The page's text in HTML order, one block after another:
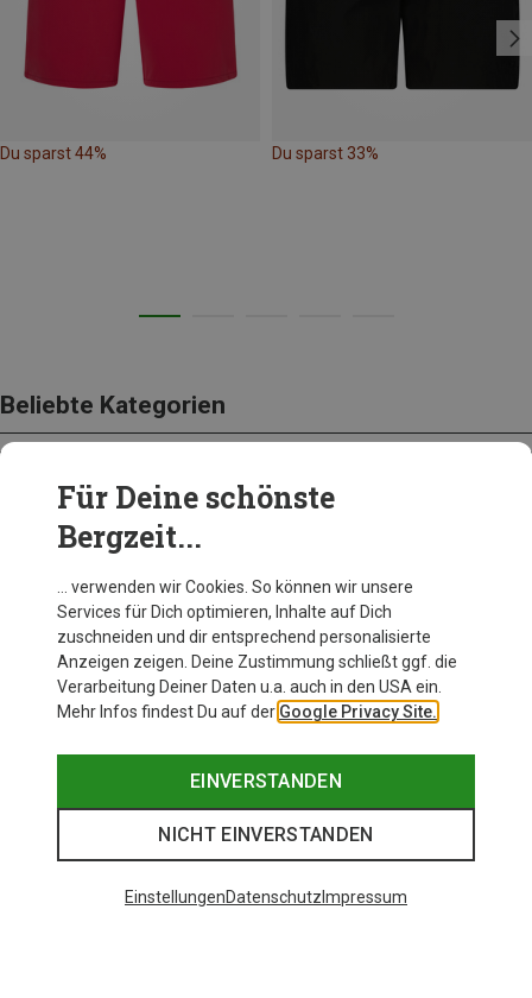
Du sparst 44% Du sparst 33%
Beliebte Kategorien
BEKLEIDUNG
Für Deine schönste
Bergzeit...
… verwenden wir Cookies. So können wir unsere
Services für Dich optimieren, Inhalte auf Dich
zuschneiden und dir entsprechend personalisierte
Anzeigen zeigen. Deine Zustimmung schließt ggf. die
Verarbeitung Deiner Daten u.a. auch in den USA ein.
Mehr Infos findest Du auf der Google Privacy Site.
EINVERSTANDEN
NICHT EINVERSTANDEN
EinstellungenDatenschutz Impressum